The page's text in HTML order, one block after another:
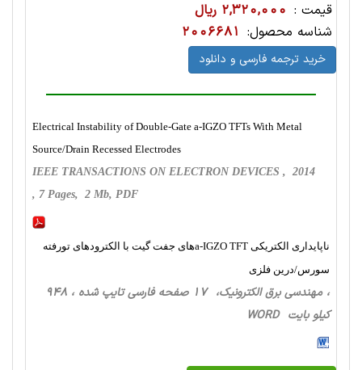
قیمت : 2,320,000 ریال
شناسه محصول: 2006681
خرید ترجمه فارسی و دانلود
Electrical Instability of Double-Gate a-IGZO TFTs With Metal
Source/Drain Recessed Electrodes
IEEE TRANSACTIONS ON ELECTRON DEVICES , 2014
, 7 Pages, 2 Mb, PDF
ناپایداری الکتریکی a-IGZO TFTهای جفت گیت با الکترودهای تورفته
سورس/درین فلزی
، مهندسی برق الکترونیک، 17 صفحه فارسی تایپ شده ، 948
کیلو بایت WORD